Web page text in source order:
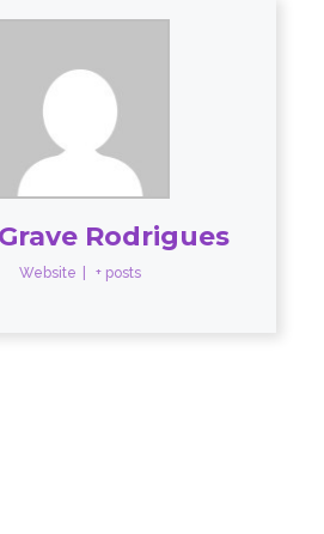
Rodrigues
Website + posts